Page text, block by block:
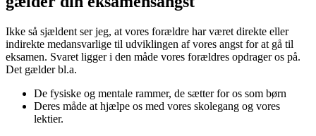
Ikke så sjældent ser jeg, at vores forældre har været direkte eller
indirekte medansvarlige til udviklingen af vores angst for at gå til
eksamen. Svaret ligger i den måde vores forældres opdrager os på.
Det gælder bl.a.
De fysiske og mentale rammer, de sætter for os som børn
Deres måde at hjælpe os med vores skolegang og vores
lektier.